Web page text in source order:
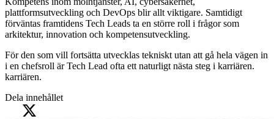
plattformsutveckling och DevOps blir allt viktigare. Samtidigt
förväntas framtidens Tech Leads ta en större roll i frågor som
arkitektur, innovation och kompetensutveckling.
För den som vill fortsätta utvecklas tekniskt utan att gå hela vägen in
i en chefsroll är Tech Lead ofta ett naturligt nästa steg i karriären.
karriären.
Dela innehållet